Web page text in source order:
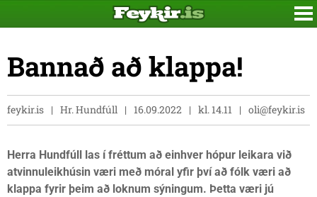
Bannað að klappa!
feykir.is Hr. Hundfúll 16.09.2022 kl. 14.11 oli@feykir.is
Herra Hundfúll las í fréttum að einhver hópur leikara við
atvinnuleikhúsin væri með móral yfir því að fólk væri að
klappa fyrir þeim að loknum sýningum. Þetta væri jú